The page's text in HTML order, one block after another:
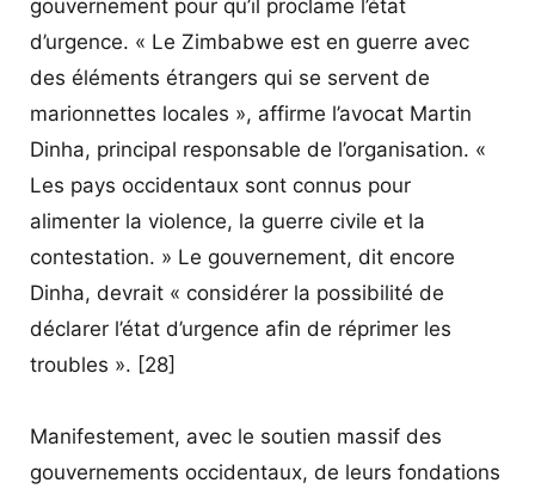
gouvernement pour qu’il proclame l’état
d’urgence. « Le Zimbabwe est en guerre avec
des éléments étrangers qui se servent de
marionnettes locales », affirme l’avocat Martin
Dinha, principal responsable de l’organisation. «
Les pays occidentaux sont connus pour
alimenter la violence, la guerre civile et la
contestation. » Le gouvernement, dit encore
Dinha, devrait « considérer la possibilité de
déclarer l’état d’urgence afin de réprimer les
troubles ». [28]
Manifestement, avec le soutien massif des
gouvernements occidentaux, de leurs fondations